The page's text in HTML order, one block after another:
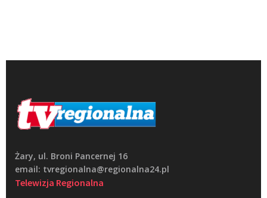
Żary, ul. Broni Pancernej 16
email: tvregionalna@regionalna24.pl
Telewizja Regionalna